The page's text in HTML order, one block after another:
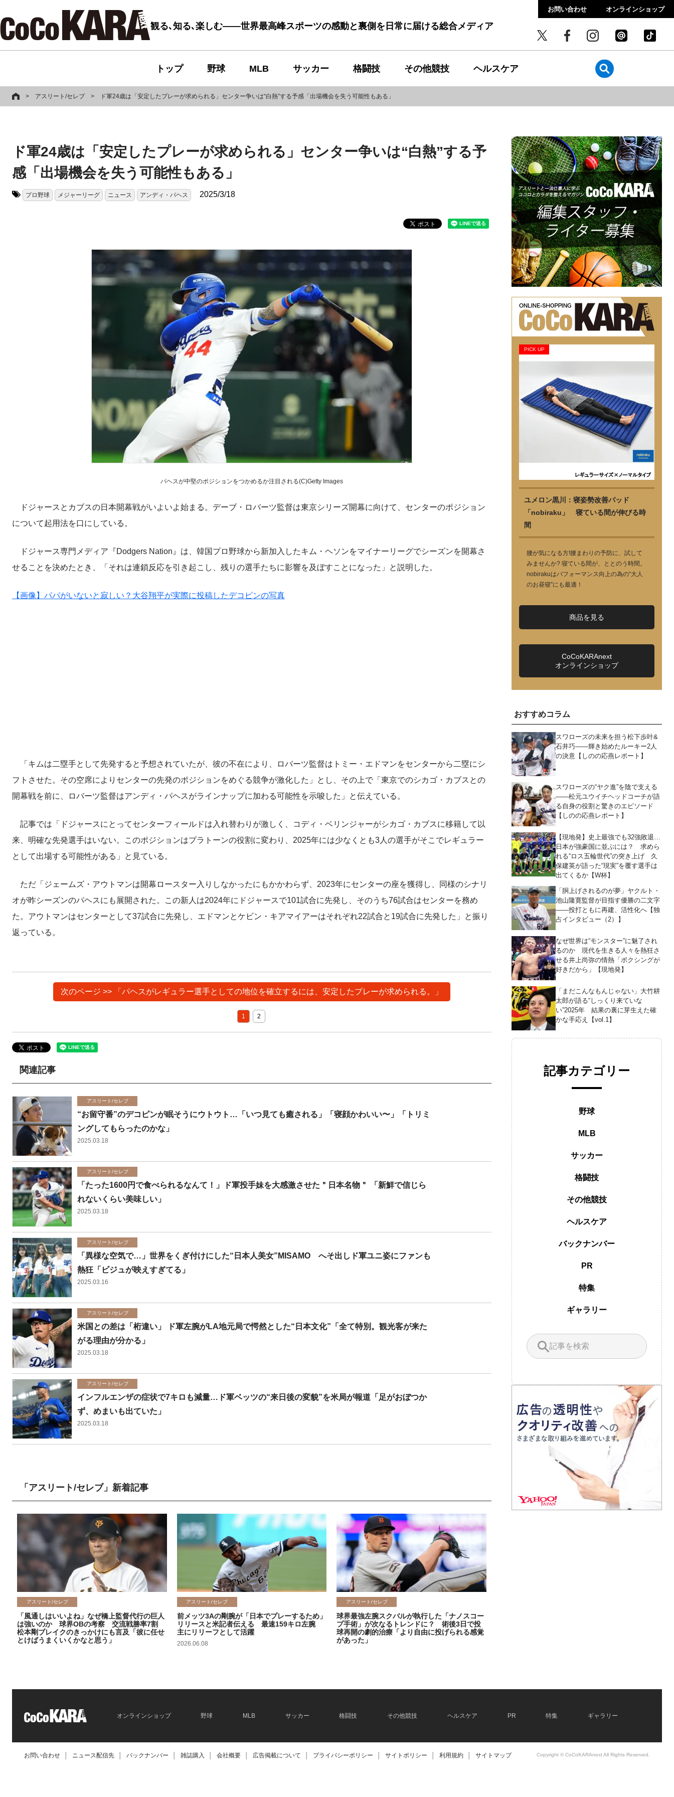
観る､知る､楽しむ――世界最高峰スポーツの感動と裏側を日常に届ける総合メディア
お問い合わせ オンラインショップ
トップ 野球 MLB サッカー 格闘技 その他競技 ヘルスケア
> アスリート/セレブ > ド軍24歳は「安定したプレーが求められる」センター争いは“白熱”する予感「出場機会を失う可能性もある」
ド軍24歳は「安定したプレーが求められる」センター争いは“白熱”する予
感「出場機会を失う可能性もある」
プロ野球 メジャーリーグ ニュース アンディ・パヘス 2025/3/18
パヘスが中堅のポジションをつかめるか注目される(C)Getty Images
ドジャースとカブスの日本開幕戦がいよいよ始まる。デーブ・ロバーツ監督は東京シリーズ開幕に向けて、センターのポジション
について起用法を口にしている。
ドジャース専門メディア『Dodgers Nation』は、韓国プロ野球から新加入したキム・ヘソンをマイナーリーグでシーズンを開幕さ
せることを決めたとき、「それは連鎖反応を引き起こし、残りの選手たちに影響を及ぼすことになった」と説明した。
【画像】パパがいないと寂しい？大谷翔平が実際に投稿したデコピンの写真
「キムは二塁手として先発すると予想されていたが、彼の不在により、ロバーツ監督はトミー・エドマンをセンターから二塁にシ
フトさせた。その空席によりセンターの先発のポジションをめぐる競争が激化した」とし、その上で「東京でのシカゴ・カブスとの
開幕戦を前に、ロバーツ監督はアンディ・パヘスがラインナップに加わる可能性を示唆した」と伝えている。
記事では「ドジャースにとってセンターフィールドは入れ替わりが激しく、コディ・ベリンジャーがシカゴ・カブスに移籍して以
来、明確な先発選手はいない。このポジションはプラトーンの役割に変わり、2025年には少なくとも3人の選手がそこでレギュラー
として出場する可能性がある」と見ている。
ただ「ジェームズ・アウトマンは開幕ロースター入りしなかったにもかかわらず、2023年にセンターの座を獲得し、同様のシナリ
オが昨シーズンのパヘスにも展開された。この新人は2024年にドジャースで101試合に先発し、そのうち76試合はセンターを務め
た。アウトマンはセンターとして37試合に先発し、エドマンとケビン・キアマイアーはそれぞれ22試合と19試合に先発した」と振り
返っている。
次のページ >> 「パヘスがレギュラー選手としての地位を確立するには、安定したプレーが求められる。」
1 2
関連記事
アスリート/セレブ
“お留守番”のデコピンが眠そうにウトウト…「いつ見ても癒される」「寝顔かわいい〜」「トリミ
ングしてもらったのかな」
2025.03.18
アスリート/セレブ
「たった1600円で食べられるなんて！」ド軍投手妹を大感激させた＂日本名物＂ 「新鮮で信じら
れないくらい美味しい」
2025.03.18
アスリート/セレブ
「異様な空気で…」世界をくぎ付けにした“日本人美女”MISAMO へそ出しド軍ユニ姿にファンも
熱狂「ビジュが映えすぎてる」
2025.03.16
アスリート/セレブ
米国との差は「桁違い」 ド軍左腕がLA地元局で愕然とした“日本文化”「全て特別。観光客が来た
がる理由が分かる」
2025.03.18
アスリート/セレブ
インフルエンザの症状で7キロも減量…ド軍ベッツの“来日後の変貌”を米局が報道「足がおぼつか
ず、めまいも出ていた」
2025.03.18
「アスリート/セレブ」新着記事
アスリート/セレブ
「風通しはいいよね」なぜ橋上監督代行の巨人
は強いのか 球界OBの考察 交流戦勝率7割
松本剛ブレイクのきっかけにも言及「彼に任せ
とけばうまくいくかなと思う」
アスリート/セレブ
前メッツ3Aの剛腕が「日本でプレーするため」
リリースと米記者伝える 最速159キロ左腕
主にリリーフとして活躍
2026.06.08
アスリート/セレブ
球界最強左腕スクバルが執行した「ナノスコー
プ手術」が次なるトレンドに？ 術後3日で投
球再開の劇的治療「より自由に投げられる感覚
があった」
PICK UP
ユメロン黒川：寝姿勢改善パッド
「nobiraku」 寝ている間が伸びる時
間
腰が気になる方!腰まわりの予防に、試して
みませんか? 寝ている間が、ととのう時間。
nobirakuはパフォーマンス向上の為の“大人
のお昼寝”にも最適！
商品を見る
CoCoKARAnext
オンラインショップ
おすすめコラム
スワローズの未来を担う松下歩叶&
石井巧――輝き始めたルーキー2人
の決意【しのの応燕レポート】
スワローズの“ヤク進”を陰で支える
――松元ユウイチヘッドコーチが語
る自身の役割と驚きのエピソード
【しのの応燕レポート】
【現地発】史上最強でも32強敗退…
日本が強豪国に並ぶには？ 求めら
れる“ロス五輪世代”の突き上げ 久
保建英が語った“現実”を覆す選手は
出てくるか【W杯】
「胴上げされるのが夢」ヤクルト・
池山隆寛監督が目指す優勝の二文字
――投打ともに再建、活性化へ【独
占インタビュー（2）】
なぜ世界は“モンスター”に魅了され
るのか 現代を生きる人々を熱狂さ
せる井上尚弥の情熱「ボクシングが
好きだから」【現地発】
「まだこんなもんじゃない」大竹耕
太郎が語る“しっくり来ていな
い”2025年 結果の裏に芽生えた確
かな手応え【vol.1】
記事カテゴリー
野球
MLB
サッカー
格闘技
その他競技
ヘルスケア
バックナンバー
PR
特集
ギャラリー
オンラインショップ 野球 MLB サッカー 格闘技 その他競技 ヘルスケア PR 特集 ギャラリー
お問い合わせ ニュース配信先 バックナンバー 雑誌購入 会社概要 広告掲載について プライバシーポリシー サイトポリシー 利用規約 サイトマップ Copyright © CoCoKARAnext All Rights Reserved.